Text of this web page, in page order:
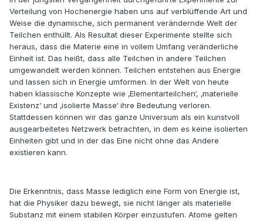
Verteilung von Hochenergie haben uns auf verblüffende Art und
Weise die dynamische, sich permanent verändernde Welt der
Teilchen enthüllt. Als Resultat dieser Experimente stellte sich
heraus, dass die Materie eine in vollem Umfang veränderliche
Einheit ist. Das heißt, dass alle Teilchen in andere Teilchen
umgewandelt werden können. Teilchen entstehen aus Energie
und lassen sich in Energie umformen. In der Welt von heute
haben klassische Konzepte wie ‚Elementarteilchen‘, ‚materielle
Existenz‘ und ‚isolierte Masse‘ ihre Bedeutung verloren.
Stattdessen können wir das ganze Universum als ein kunstvoll
ausgearbeitetes Netzwerk betrachten, in dem es keine isolierten
Einheiten gibt und in der das Eine nicht ohne das Andere
existieren kann.
Die Erkenntnis, dass Masse lediglich eine Form von Energie ist,
hat die Physiker dazu bewegt, sie nicht länger als materielle
Substanz mit einem stabilen Körper einzustufen. Atome gelten